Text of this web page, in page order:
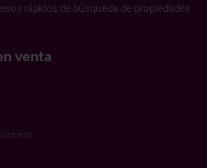
rápidos de búsqueda de propiedades
venta